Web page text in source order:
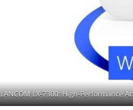
LANCOM LX-7300: High-Performance